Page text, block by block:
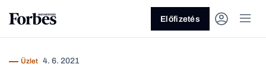
Előfizetés
Üzlet 4. 6. 2021